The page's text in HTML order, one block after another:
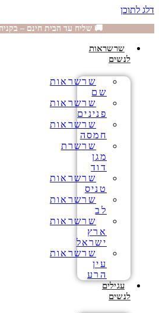
דלג לתוכן
🚚 שליח עד הבית חינם – בקניה מעל
שרשראות
לנשים
שרשראות
שם
שרשראות
פנינים
שרשראות
חמסה
שרשרת
מגן
דוד
שרשראות
טניס
שרשראות
לב
שרשראות
ארץ
ישראל
שרשראות
עין
הרע
עגילים
לנשים